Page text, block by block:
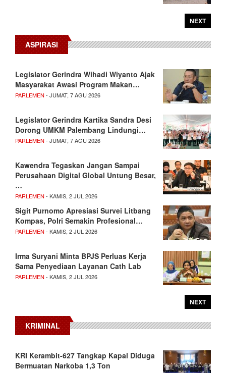
NEXT
ASPIRASI
Legislator Gerindra Wihadi Wiyanto Ajak
Masyarakat Awasi Program Makan…
PARLEMEN - JUMAT, 7 AGU 2026
Legislator Gerindra Kartika Sandra Desi
Dorong UMKM Palembang Lindungi…
PARLEMEN - JUMAT, 7 AGU 2026
Kawendra Tegaskan Jangan Sampai
Perusahaan Digital Global Untung Besar,
…
PARLEMEN - KAMIS, 2 JUL 2026
Sigit Purnomo Apresiasi Survei Litbang
Kompas, Polri Semakin Profesional…
PARLEMEN - KAMIS, 2 JUL 2026
Irma Suryani Minta BPJS Perluas Kerja
Sama Penyediaan Layanan Cath Lab
PARLEMEN - KAMIS, 2 JUL 2026
NEXT
KRIMINAL
KRI Kerambit-627 Tangkap Kapal Diduga
Bermuatan Narkoba 1,3 Ton